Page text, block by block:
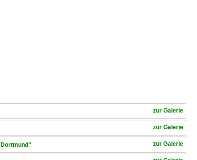
zur Galerie
zur Galerie
zur Galerie